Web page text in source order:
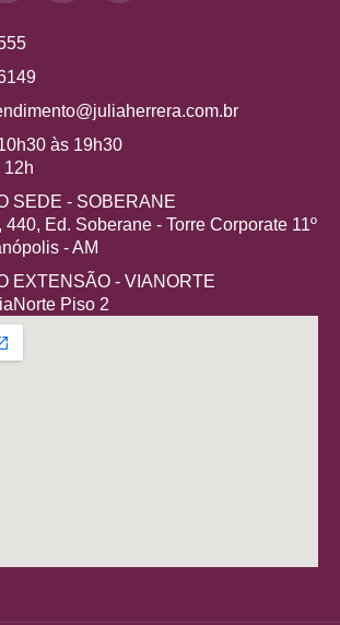
às 19h30
12h
SEDE - SOBERANE
440, Ed. Soberane - Torre Corporate 11º
- AM
EXTENSÃO - VIANORTE
Piso 2